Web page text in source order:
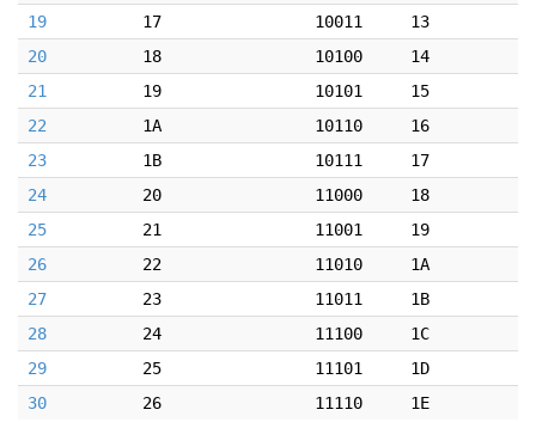
19
17 10011
13
20
18 10100
14
21
19 10101
15
22
1A 10110
16
23
1B 10111
17
24
20 11000
18
25
21 11001
19
26
22 11010
1A
27
23 11011
1B
28
24 11100
1C
29
25 11101
1D
30
26 11110 1E